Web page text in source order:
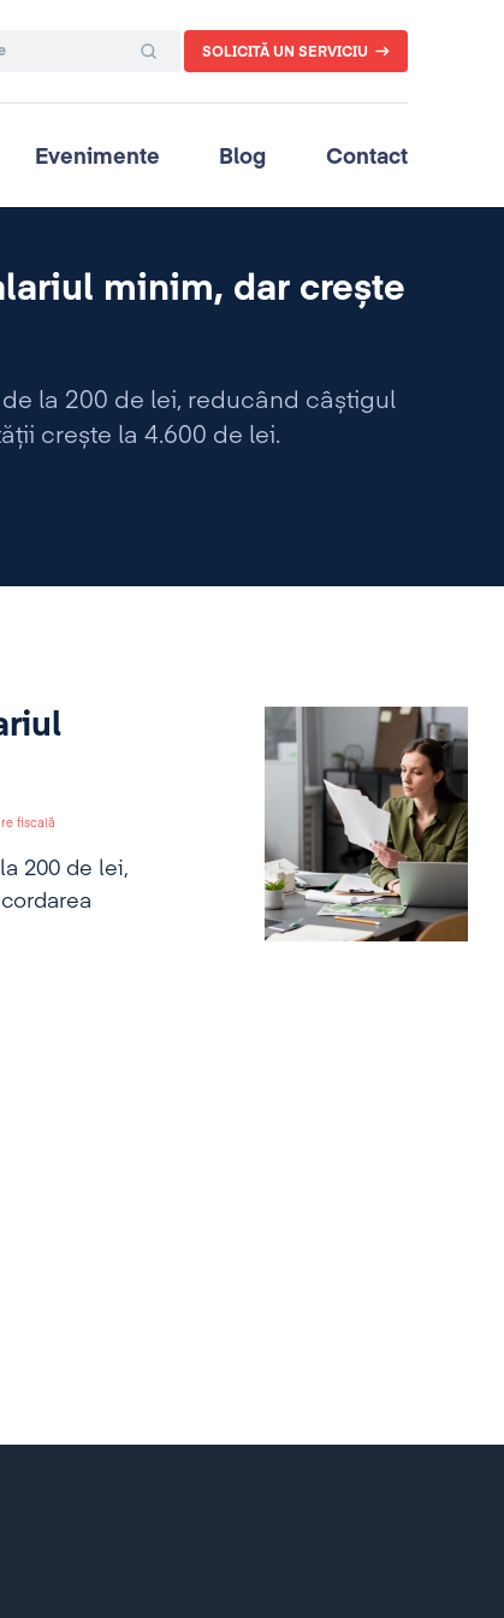
SOLICITĂ UN SERVICIU
Evenimente Blog Contact
minim, dar crește
la 200 de lei, reducând câștigul
crește la 4.600 de lei.
fiscală
200 de lei,